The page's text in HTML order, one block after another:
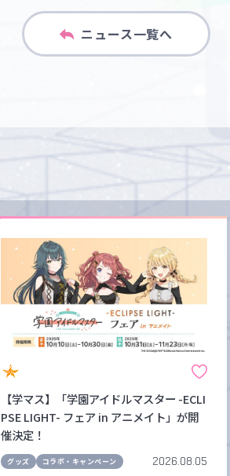
ニュース一覧へ
【学マス】「学園アイドルマスター -ECLI
PSE LIGHT- フェア in アニメイト」が開
催決定！
グッズ コラボ・キャンペーン 2026.08.05